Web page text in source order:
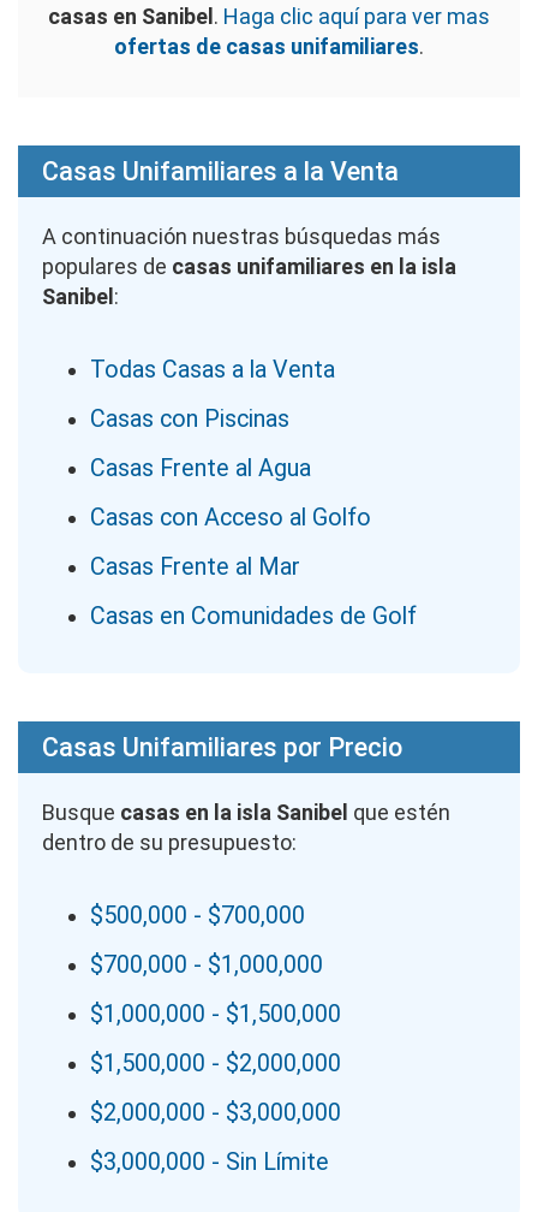
casas en Sanibel. Haga clic aquí para ver mas
ofertas de casas unifamiliares.
Casas Unifamiliares a la Venta
A continuación nuestras búsquedas más
populares de casas unifamiliares en la isla
Sanibel:
Todas Casas a la Venta
Casas con Piscinas
Casas Frente al Agua
Casas con Acceso al Golfo
Casas Frente al Mar
Casas en Comunidades de Golf
Casas Unifamiliares por Precio
Busque casas en la isla Sanibel que estén
dentro de su presupuesto:
$500,000 - $700,000
$700,000 - $1,000,000
$1,000,000 - $1,500,000
$1,500,000 - $2,000,000
$2,000,000 - $3,000,000
$3,000,000 - Sin Límite